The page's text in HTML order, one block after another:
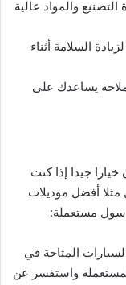
سول جودة التصنيع والمواد عالية
السلامة أثناء
يساعدك على
جيدا إذا كنت
أفضل موديلات
سول مستعملة:
المتاحة في
واستفسر عن